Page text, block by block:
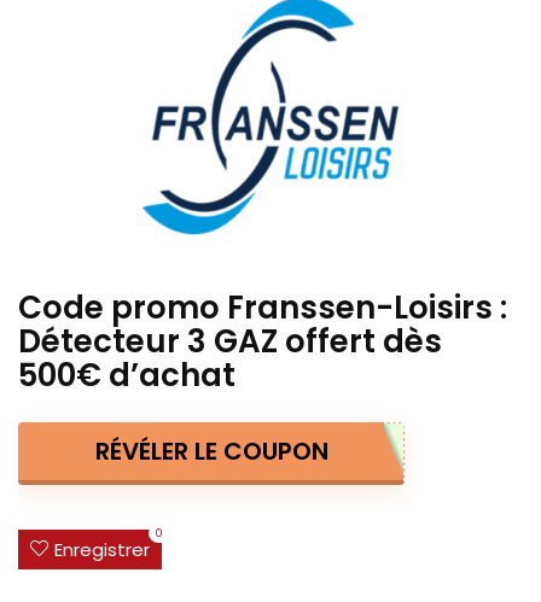
Code promo Franssen-Loisirs :
Détecteur 3 GAZ offert dès
500€ d’achat
RÉVÉLER LE COUPON
Enregistrer
0